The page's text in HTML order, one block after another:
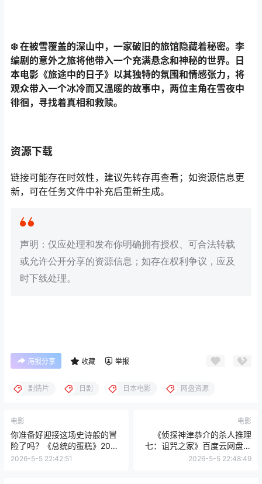
❄️ 在被雪覆盖的深山中，一家破旧的旅馆隐藏着秘密。李
编剧的意外之旅将他带入一个充满悬念和神秘的世界。日
本电影《旅途中的日子》以其独特的氛围和情感张力，将
观众带入一个冰冷而又温暖的故事中，两位主角在雪夜中
徘徊，寻找着真相和救赎。
资源下载
链接可能存在时效性，建议先转存再查看；如资源信息更
新，可在任务文件中补充后重新生成。
声明：仅应处理和发布你明确拥有授权、可合法转载
或允许公开分享的资源信息；如存在权利争议，应及
时下线处理。
海报分享 收藏 举报
剧情片 日剧 日本电影 网盘资源
电影
你准备好迎接这场史诗般的冒
险了吗？《总统的蛋糕》2025
伊拉克美国卡塔尔最新冒险电
2026-5-5 22:42:51
电影
《侦探神津恭介的杀人推理
七：诅咒之家》百度云网盘夸
克下载.阿里云盘.中字.(1987)
2026-5-5 22:48:49